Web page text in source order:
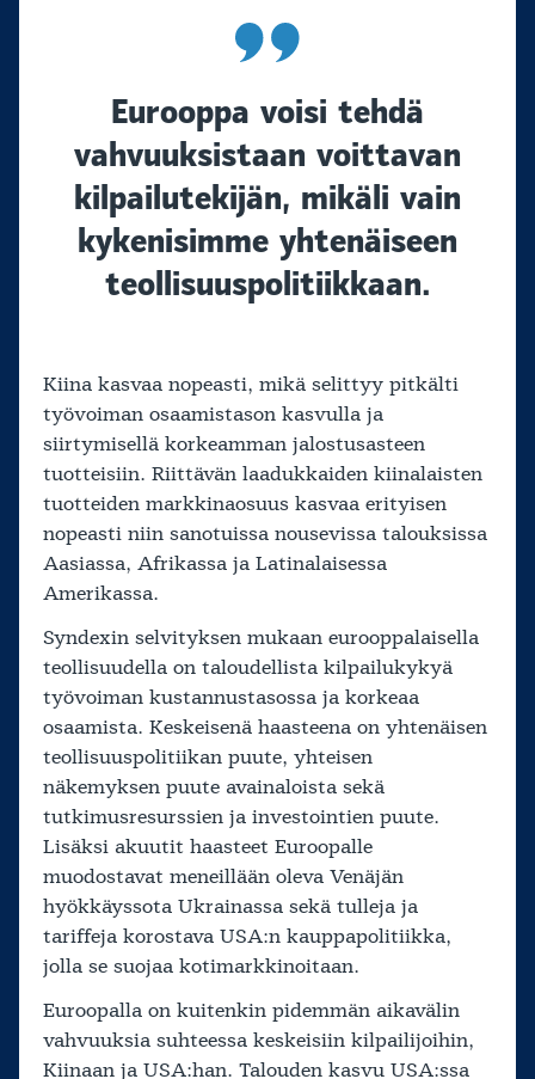
Eurooppa voisi tehdä
vahvuuksistaan voittavan
kilpailutekijän, mikäli vain
kykenisimme yhtenäiseen
teollisuuspolitiikkaan.
Kiina kasvaa nopeasti, mikä selittyy pitkälti
työvoiman osaamistason kasvulla ja
siirtymisellä korkeamman jalostusasteen
tuotteisiin. Riittävän laadukkaiden kiinalaisten
tuotteiden markkinaosuus kasvaa erityisen
nopeasti niin sanotuissa nousevissa talouksissa
Aasiassa, Afrikassa ja Latinalaisessa
Amerikassa.
Syndexin selvityksen mukaan eurooppalaisella
teollisuudella on taloudellista kilpailukykyä
työvoiman kustannustasossa ja korkeaa
osaamista. Keskeisenä haasteena on yhtenäisen
teollisuuspolitiikan puute, yhteisen
näkemyksen puute avainaloista sekä
tutkimusresurssien ja investointien puute.
Lisäksi akuutit haasteet Euroopalle
muodostavat meneillään oleva Venäjän
hyökkäyssota Ukrainassa sekä tulleja ja
tariffeja korostava USA:n kauppapolitiikka,
jolla se suojaa kotimarkkinoitaan.
Euroopalla on kuitenkin pidemmän aikavälin
vahvuuksia suhteessa keskeisiin kilpailijoihin,
Kiinaan ja USA:han. Talouden kasvu USA:ssa